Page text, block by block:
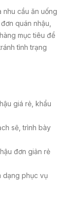
cầu ăn uống
quán nhậu,
mục tiêu để
tình trạng
giá rẻ, khẩu
sẽ, trình bày
đơn giản rẻ
dạng phục vụ